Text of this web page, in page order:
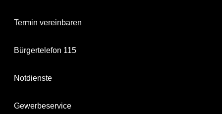
Termin vereinbaren
Bürgertelefon 115
Notdienste
Gewerbeservice